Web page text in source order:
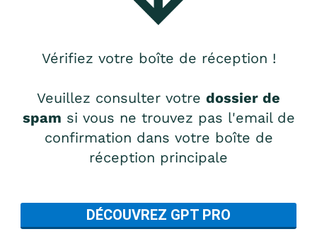
Vérifiez votre boîte de réception !
Veuillez consulter votre dossier de
spam si vous ne trouvez pas l'email de
confirmation dans votre boîte de
réception principale
DÉCOUVREZ GPT PRO